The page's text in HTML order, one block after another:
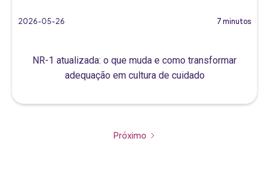
2026-05-26 7 minutos
NR-1 atualizada: o que muda e como transformar
adequação em cultura de cuidado
Próximo